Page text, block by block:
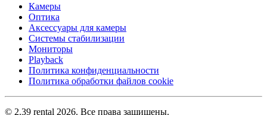
Камеры
Оптика
Аксессуары для камеры
Системы стабилизации
Мониторы
Playback
Политика конфиденциальности
Политика обработки файлов cookie
© 2.39 rental 2026. Все права защищены.